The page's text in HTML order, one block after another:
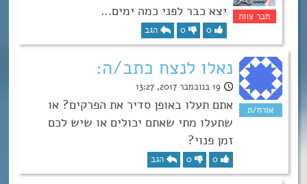
יצא כבר לפני כמה ימים…
0
0 הגב
נאלו לנצח כתב/ה:
19 בנובמבר 2017, 13:27
אתם תעלו באופן סדיר את הפרקים? או
שתעלו מתי שאתם יכולים או שיש לכם
זמן פנוי?
0
0 הגב